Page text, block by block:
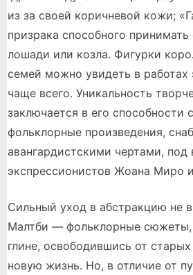
из за своей коричневой кожи;
призрака способного принимать
лошади или козла. Фигурки
семей можно увидеть в работах
чаще всего. Уникальность
заключается в его способности
фольклорные произведения,
авангардистскими чертами, под
экспрессионистов Жоана Миро
Сильный уход в абстракцию не
Малтби — фольклорные сюжеты,
глине, освободившись от
новую жизнь. Но, в отличие от